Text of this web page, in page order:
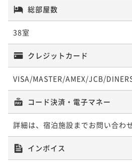
二食付き 現地決済可
ポイント
国産牛ミニステーキ等『特選会
ラン（2食付）
二食付き 現地決済可 事前決済可
ポイント
総部屋数
38室
クレジットカード
VISA/MASTER/AMEX/JCB/
コード決済・電子マネー
詳細は、宿泊施設までお問い合わ
インボイス